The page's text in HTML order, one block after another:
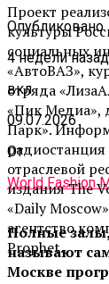
Проект
культуры
социальных
«АвтоВАЗ»,
отряда
«Пик Медиа»,
Парк».
отраслевой
издания The
«Daily
агентство
Prophet.
Опубликовано
4 недели назад
вкл
09.07.2026
От
World Fashion
Полные
называют
Москве